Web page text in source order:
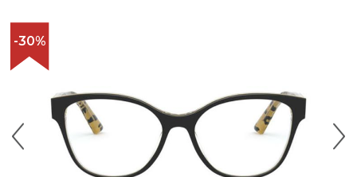
-30%